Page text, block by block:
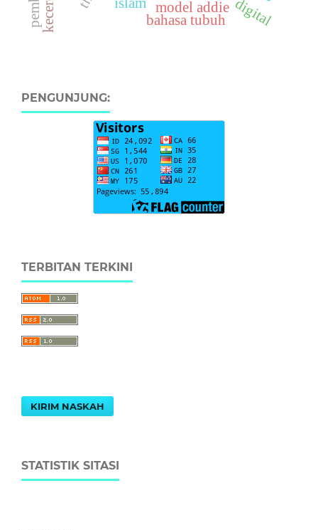
model addie
islam
bahasa tubuh digital
PENGUNJUNG:
TERBITAN TERKINI
KIRIM NASKAH
STATISTIK SITASI